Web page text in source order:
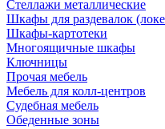
Стеллажи металлические
Шкафы для раздевалок
Шкафы-картотеки
Многоящичные шкафы
Ключницы
Прочая мебель
Мебель для колл-центров
Судебная мебель
Обеденные зоны